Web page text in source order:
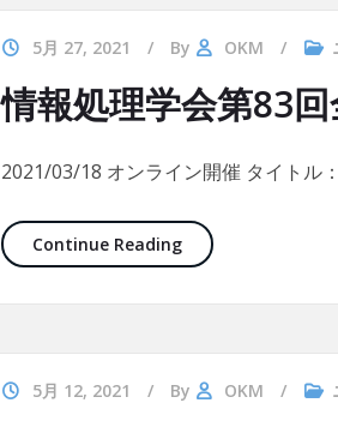
5月 27, 2021 By OKM
情報処理学会第83
2021/03/18 オンライン開催 タイトル
Continue Reading情報処理学会第83回
5月 12, 2021 By OKM